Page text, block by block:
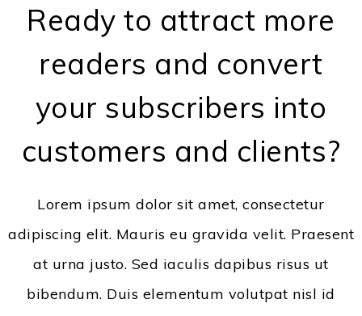
Ready to attract more
readers and convert
your subscribers into
customers and clients?
Lorem ipsum dolor sit amet, consectetur
adipiscing elit. Mauris eu gravida velit. Praesent
at urna justo. Sed iaculis dapibus risus ut
bibendum. Duis elementum volutpat nisl id